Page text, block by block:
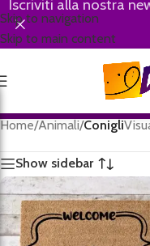
Skip to navigation
Skip to main content
Iscriviti alla nostra
Home/Animali/Conigli
Show sidebar